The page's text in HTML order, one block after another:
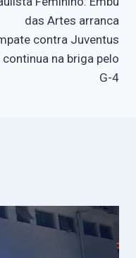
das Artes arranca
contra Juventus
continua na briga pelo
G-4